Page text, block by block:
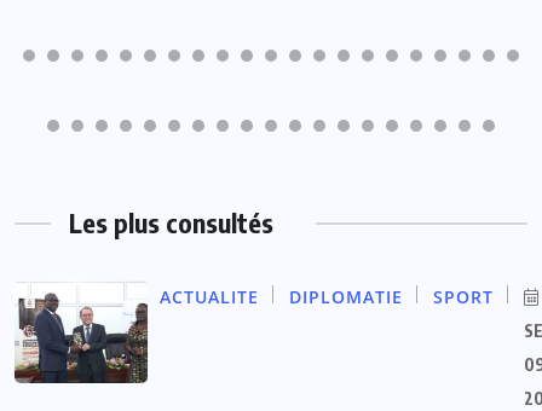
Les plus consultés
ACTUALITE DIPLOMATIE SPORT